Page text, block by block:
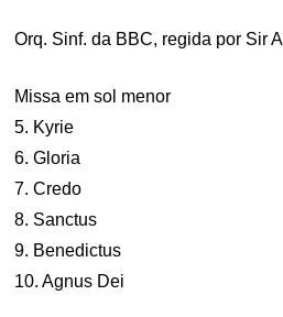
Orq. Sinf. da BBC, regida por Sir
Missa em sol menor
5. Kyrie
6. Gloria
7. Credo
8. Sanctus
9. Benedictus
10. Agnus Dei